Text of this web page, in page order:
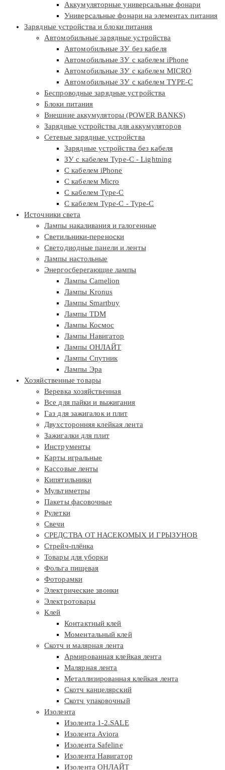
Аккумуляторные универсальные фонари
Универсальные фонари на элементах питания
Зарядные устройства и блоки питания
Автомобильные зарядные устройства
Автомобильные ЗУ без кабеля
Автомобильные ЗУ с кабелем iPhone
Автомобильные ЗУ с кабелем MICRO
Автомобильные ЗУ с кабелем TYPE-C
Беспроводные зарядные устройства
Блоки питания
Внешние аккумуляторы (POWER BANKS)
Зарядные устройства для аккумуляторов
Сетевые зарядные устройства
Зарядные устройства без кабеля
ЗУ с кабелем Type-C - Lightning
С кабелем iPhone
С кабелем Micro
С кабелем Type-C
С кабелем Type-C - Type-C
Источники света
Лампы накаливания и галогенные
Светильники-переноски
Светодиодные панели и ленты
Лампы настольные
Энергосберегающие лампы
Лампы Camelion
Лампы Kronus
Лампы Smartbuy
Лампы TDM
Лампы Космос
Лампы Навигатор
Лампы ОНЛАЙТ
Лампы Спутник
Лампы Эра
Хозяйственные товары
Веревка хозяйственная
Все для пайки и выжигания
Газ для зажигалок и плит
Двухсторонняя клейкая лента
Зажигалки для плит
Инструменты
Карты игральные
Кассовые ленты
Кипятильники
Мультиметры
Пакеты фасовочные
Рулетки
Свечи
СРЕДСТВА ОТ НАСЕКОМЫХ И ГРЫЗУНОВ
Стрейч-плёнка
Товары для уборки
Фольга пищевая
Фоторамки
Электрические звонки
Электротовары
Клей
Контактный клей
Моментальный клей
Скотч и малярная лента
Армированная клейкая лента
Малярная лента
Металлизированная клейкая лента
Скотч канцелярский
Скотч упаковочный
Изолента
Изолента 1-2.SALE
Изолента Aviora
Изолента Safeline
Изолента Навигатор
Изолента ОНЛАЙТ